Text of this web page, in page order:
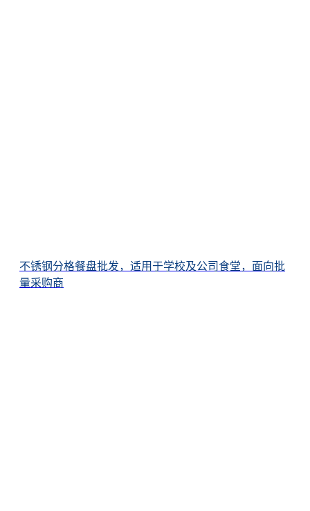
不锈钢分格餐盘批发，适用于学校及公司食堂，面向批
量采购商